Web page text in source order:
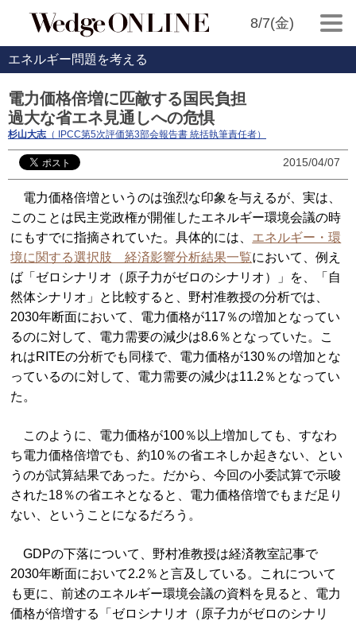
8/7(金)
エネルギー問題を考える
電力価格倍増に匹敵する国民負担
過大な省エネ見通しへの危惧
杉山大志（ IPCC第5次評価第3部会報告書 統括執筆責任者）
2015/04/07
電力価格倍増というのは強烈な印象を与えるが、実は、
このことは民主党政権が開催したエネルギー環境会議の時
にもすでに指摘されていた。具体的には、 エネルギー・環
境に関する選択肢 経済影響分析結果一覧において、例え
ば「ゼロシナリオ（原子力がゼロのシナリオ）」を、「自
然体シナリオ」と比較すると、野村准教授の分析では、
2030年断面において、電力価格が117％の増加となってい
るのに対して、電力需要の減少は8.6％となっていた。こ
れはRITEの分析でも同様で、電力価格が130％の増加とな
っているのに対して、電力需要の減少は11.2％となってい
た。
このように、電力価格が100％以上増加しても、すなわ
ち電力価格倍増でも、約10％の省エネしか起きない、とい
うのが試算結果であった。だから、今回の小委試算で示唆
された18％の省エネとなると、電力価格倍増でもまだ足り
ない、ということになるだろう。
GDPの下落について、野村准教授は経済教室記事で
2030年断面において2.2％と言及している。これについて
も更に、前述のエネルギー環境会議の資料を見ると、電力
価格が倍増する「ゼロシナリオ（原子力がゼロのシナリ